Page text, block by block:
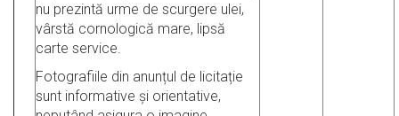
nu prezintă urme de scurgere ulei,
vârstă cornologică mare, lipsă
carte service.
Fotografiile din anunțul de licitație
sunt informative și orientative,